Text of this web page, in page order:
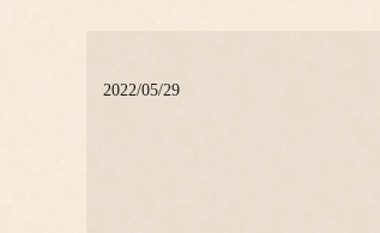
2022/05/29